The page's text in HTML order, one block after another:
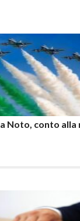
Noto, conto alla